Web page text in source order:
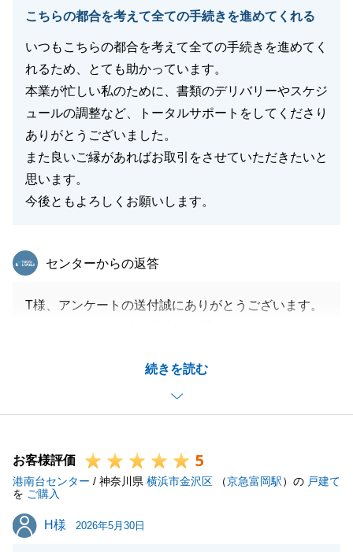
こちらの都合を考えて全ての手続きを進めてくれる
いつもこちらの都合を考えて全ての手続きを進めてく
れるため、とても助かっています。
本業が忙しい私のために、書類のデリバリーやスケジ
ュールの調整など、トータルサポートをしてくださり
ありがとうございました。
また良いご縁があればお取引をさせていただきたいと
思います。
今後ともよろしくお願いします。
続きを読む
東急リバブル
センターからの返答
T様、アンケートの送付誠にありがとうございます。
この度のご契約はほとんどが遠隔にてお手続きをさせ
て頂き、様々なご協力を頂きました。
その都度、T様が丁寧に手配を進めて頂いたおかげ
ご協力誠にありがとうございました。
また投資用でいいものがございましたらご連絡させて
いただきますので、今後ともどうぞよろしくお願いい
たします。
お客様評価 5
港南台センター / 神奈川県 横浜市金沢区 （京急富岡駅）の 戸建て
を ご購入
H様
H様 2026年5月30日